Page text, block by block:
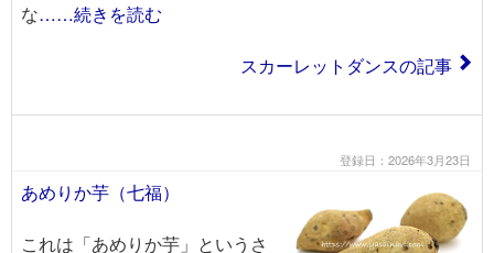
な……続きを読む
スカーレットダンスの記事
登録日：2026年3月23日
あめりか芋（七福）
これは「あめりか芋」というさ